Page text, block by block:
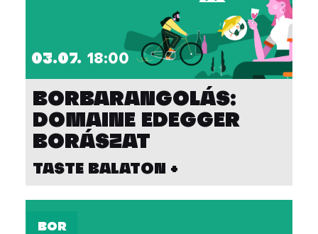
03.07. 18:00
BORBARANGOLÁS:
DOMAINE EDEGGER
BORÁSZAT
TASTE BALATON +
BOR